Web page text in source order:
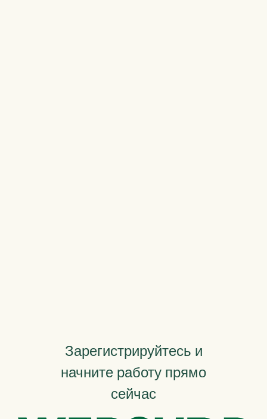
Зарегистрируйтесь и
начните работу прямо
сейчас